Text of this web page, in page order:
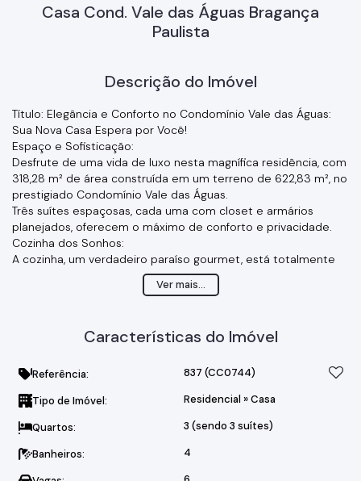
Casa Cond. Vale das Águas Bragança
Paulista
Descrição do Imóvel
Título: Elegância e Conforto no Condomínio Vale das Águas:
Sua Nova Casa Espera por Você!
Espaço e Sofisticação:
Desfrute de uma vida de luxo nesta magnífica residência, com
318,28 m² de área construída em um terreno de 622,83 m², no
prestigiado Condomínio Vale das Águas.
Três suítes espaçosas, cada uma com closet e armários
planejados, oferecem o máximo de conforto e privacidade.
Cozinha dos Sonhos:
A cozinha, um verdadeiro paraíso gourmet, está totalmente
equipada com armários modernos, cooktop de cinco bocas,
coifa, refrigerador, micro-ondas e forno elétrico.
conta com armários, churrasqueira, cooktop de cinco bocas,
Relaxe e aproveite momentos inesquecíveis no amplo quintal,
Conforto e Praticidade:
A casa oferece salas de jantar e de visitas aconchegantes, um
escritório funcional, área de serviço e despensa com
armários.
Ver mais...
Características do Imóvel
Referência: 837 (CC0744)
Tipo de Imóvel: Residencial »Casa
Quartos: 3 (sendo 3 suítes)
Banheiros: 4